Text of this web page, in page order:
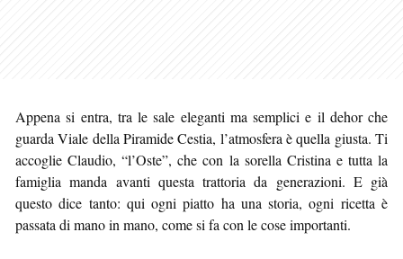
Appena si entra, tra le sale eleganti ma semplici e il dehor che
guarda Viale della Piramide Cestia, l’atmosfera è quella giusta. Ti
accoglie Claudio, “l’Oste”, che con la sorella Cristina e tutta la
famiglia manda avanti questa trattoria da generazioni. E già
questo dice tanto: qui ogni piatto ha una storia, ogni ricetta è
passata di mano in mano, come si fa con le cose importanti.